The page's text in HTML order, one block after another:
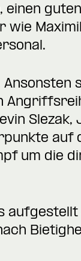
auf
um die
aufgestellt